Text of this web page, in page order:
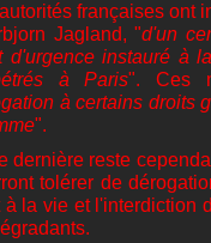
françaises ont
Jagland, "d'un
d'urgence instauré à
à Paris". Ces
à certains droits
".
dernière reste
tolérer de
à la vie et l'interdiction